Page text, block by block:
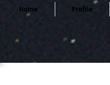
Home Profile